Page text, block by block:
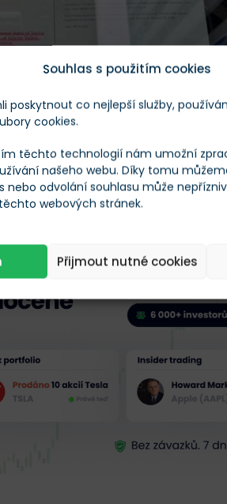
Souhlas s použitím cookies
poskytnout co nejlepší služby,
cookies.
těchto technologií nám umožní
našeho webu. Díky tomu
nebo odvolání souhlasu může
webových stránek.
Přijmout nutné cookies